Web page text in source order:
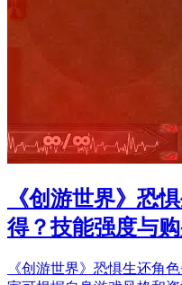
《创游世界》恐
得？技能强度与
《创游世界》恐惧生还角